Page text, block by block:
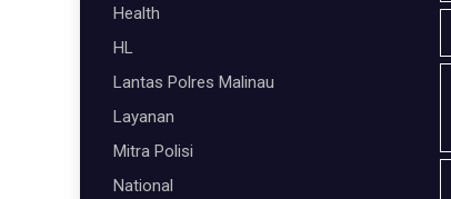
Health
HL
Lantas Polres Malinau
Layanan
Mitra Polisi
National